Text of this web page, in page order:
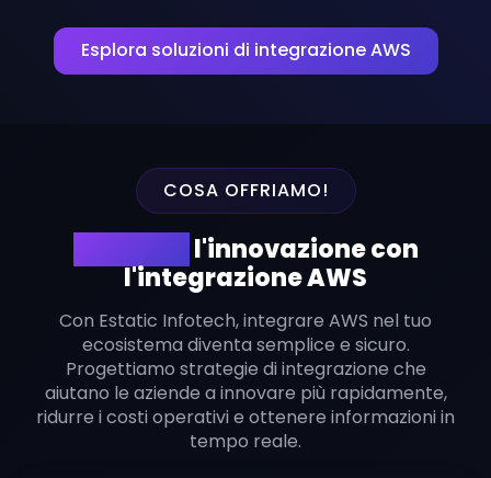
Esplora soluzioni di integrazione AWS
COSA OFFRIAMO!
l'innovazione con
l'integrazione AWS
Con Estatic Infotech, integrare AWS nel tuo
ecosistema diventa semplice e sicuro.
Progettiamo strategie di integrazione che
aiutano le aziende a innovare più rapidamente,
ridurre i costi operativi e ottenere informazioni in
tempo reale.